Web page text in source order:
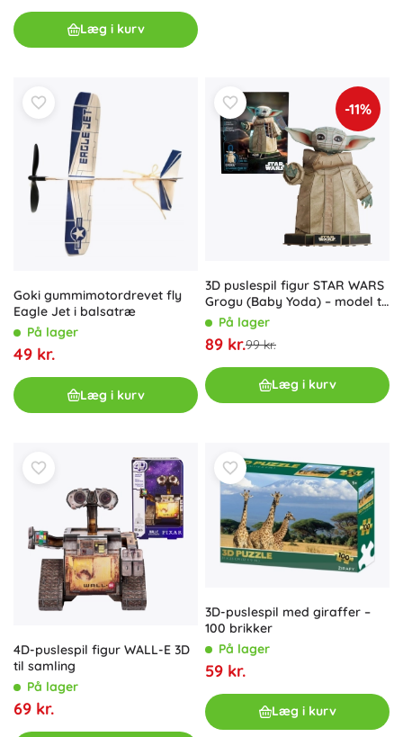
Læg i kurv
Goki gummimotordrevet fly
Eagle Jet i balsatræ
På lager
49 kr.
Læg i kurv
-11%
3D puslespil figur STAR WARS
Grogu (Baby Yoda) – model til
samling
På lager
89 kr.99 kr.
Læg i kurv
4D-puslespil figur WALL-E 3D
til samling
På lager
69 kr.
3D-puslespil med giraffer –
100 brikker
På lager
59 kr.
Læg i kurv